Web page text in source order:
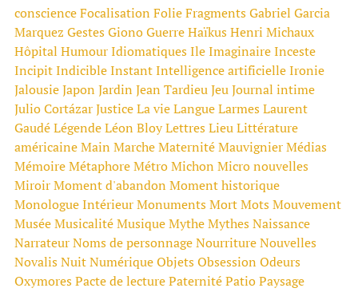
conscienceFocalisation FolieFragmentsGabriel Garcia
Marquez GestesGionoGuerreHaïkusHenri Michaux
Hôpital HumourIdiomatiquesIleImaginaireInceste
IncipitIndicibleInstantIntelligence artificielleIronie
JalousieJapon Jardin Jean TardieuJeuJournal intime
Julio CortázarJusticeLa vieLangueLarmesLaurent
GaudéLégendeLéon BloyLettresLieuLittérature
américaineMain MarcheMaternitéMauvignierMédias
MémoireMétaphoreMétroMichon Micro nouvelles
MiroirMoment d'abandon Moment historique
Monologue IntérieurMonumentsMortMotsMouvement
MuséeMusicalitéMusiqueMytheMythesNaissance
NarrateurNoms de personnageNourritureNouvelles
NovalisNuitNumériqueObjetsObsession Odeurs
OxymoresPacte de lecturePaternitéPatioPaysage